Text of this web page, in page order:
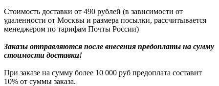
Стоимость доставки от 490 рублей (в зависимости от
удаленности от Москвы и размера посылки, рассчитывается
менеджером по тарифам Почты России)
Заказы отправляются после внесения предоплаты на сумму
стоимости доставки!
При заказе на сумму более 10 000 руб предоплата составит
10% от суммы заказа.